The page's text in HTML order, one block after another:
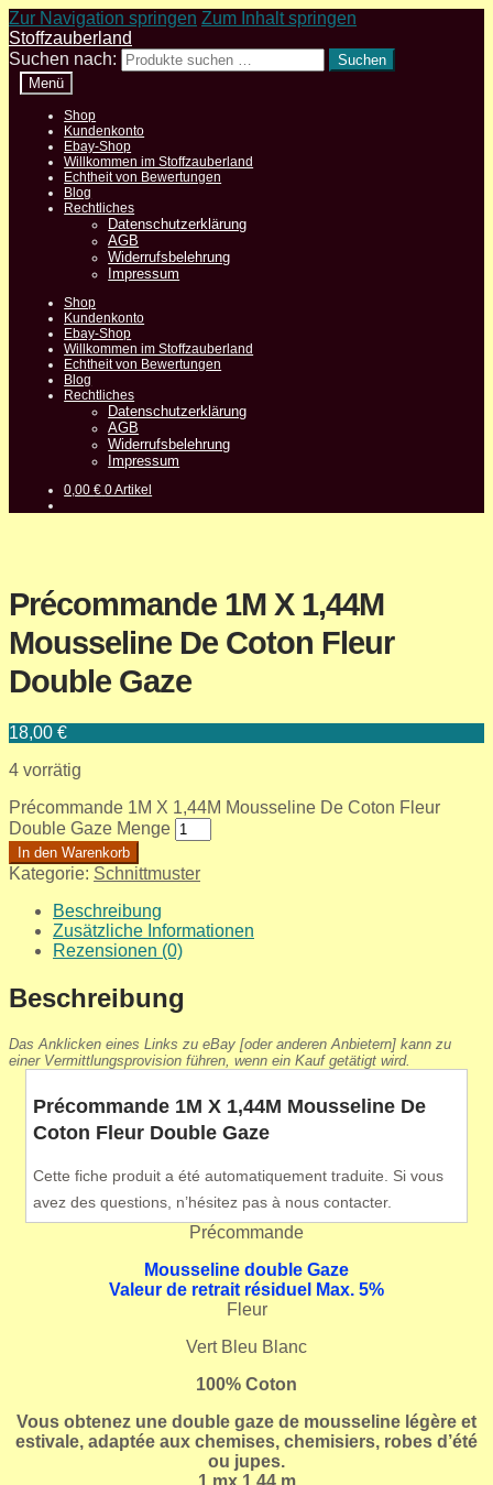
Zur Navigation springen Zum Inhalt springen
Stoffzauberland
Suchen nach:
Suchen
Menü
Shop
Kundenkonto
Ebay-Shop
Willkommen im Stoffzauberland
Echtheit von Bewertungen
Blog
Rechtliches
Datenschutzerklärung
AGB
Widerrufsbelehrung
Impressum
Shop
Kundenkonto
Ebay-Shop
Willkommen im Stoffzauberland
Echtheit von Bewertungen
Blog
Rechtliches
Datenschutzerklärung
AGB
Widerrufsbelehrung
Impressum
0,00€ 0 Artikel
Précommande 1M X 1,44M
Mousseline De Coton Fleur
Double Gaze
18,00 €
4 vorrätig
Précommande 1M X 1,44M Mousseline De Coton Fleur
Double Gaze Menge
In den Warenkorb
Kategorie: Schnittmuster
Beschreibung
Zusätzliche Informationen
Rezensionen (0)
Beschreibung
Das Anklicken eines Links zu eBay [oder anderen Anbietern] kann zu
einer Vermittlungsprovision führen, wenn ein Kauf getätigt wird.
Précommande 1M X 1,44M Mousseline De
Coton Fleur Double Gaze
Cette fiche produit a été automatiquement traduite. Si vous
avez des questions, n’hésitez pas à nous contacter.
Précommande
Mousseline double Gaze
Valeur de retrait résiduel Max. 5%
Fleur
Vert Bleu Blanc
100% Coton
Vous obtenez une double gaze de mousseline légère et
estivale, adaptée aux chemises, chemisiers, robes d’été
ou jupes.
1 mx 1,44 m